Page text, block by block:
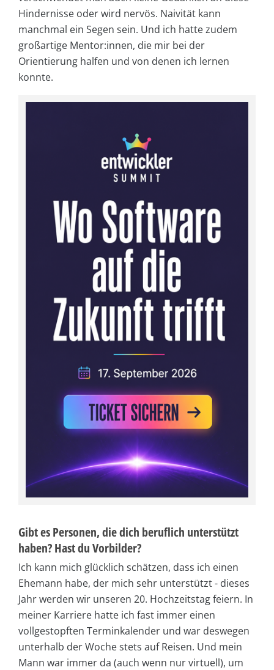
Hindernisse oder wird nervös. Naivität kann
manchmal ein Segen sein. Und ich hatte zudem
großartige Mentor:innen, die mir bei der
Orientierung halfen und von denen ich lernen
konnte.
Gibt es Personen, die dich beruflich unterstützt
haben? Hast du Vorbilder?
Ich kann mich glücklich schätzen, dass ich einen
Ehemann habe, der mich sehr unterstützt - dieses
Jahr werden wir unseren 20. Hochzeitstag feiern. In
meiner Karriere hatte ich fast immer einen
vollgestopften Terminkalender und war deswegen
unterhalb der Woche stets auf Reisen. Und mein
Mann war immer da (auch wenn nur virtuell), um